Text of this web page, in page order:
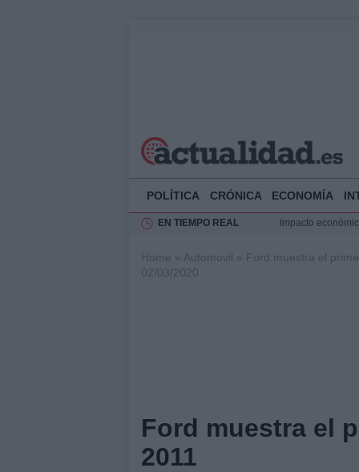
POLÍTICA CRÓNICA ECONOMÍA
EN TIEMPO REAL
La compra del
Rehabilitación
Home » Automovil » Ford muestra el
02/03/2020
Ford muestra el
2011